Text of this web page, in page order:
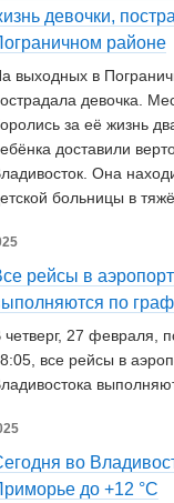
девочки,
районе
выходных в
девочка.
за её жизнь
доставили
Она
больницы в
рейсы в
по
четверг, 27 февраля,
все рейсы в
во
до +12 °C